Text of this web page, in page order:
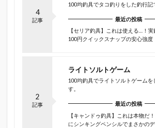
4
記事
100均釣具でタコ釣りをした釣行記
最近の投稿
【セリア釣具】これは使える…！
100円クイックスナップの安心強度
2
記事
ライトソルトゲーム
100均釣具でライトソルトゲームを
す。
最近の投稿
【キャンドゥ釣具】これは本物だ
にシンキングペンシルでまさかの